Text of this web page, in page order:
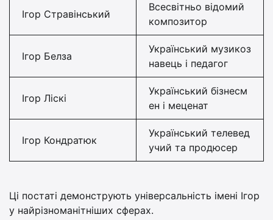
Ігор Стравінський
Всесвітньо відомий
композитор
Ігор Белза
Український музикоз
навець і педагог
Ігор Ліскі
Український бізнесм
ен і меценат
Ігор Кондратюк
Український телевед
учий та продюсер
Ці постаті демонструють універсальність імені Ігор
у найрізноманітніших сферах.